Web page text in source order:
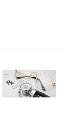
质量协会认证